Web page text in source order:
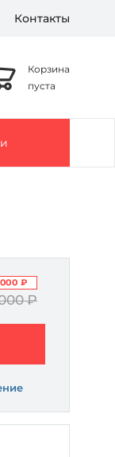
Контакты
Корзина
пуста
₽
₽